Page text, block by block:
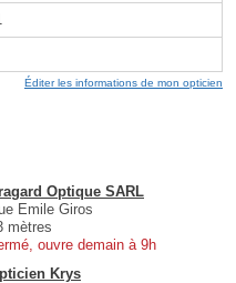
Éditer les informations de mon opticien
Optique SARL
Emile Giros
mètres
ouvre demain à 9h
Krys